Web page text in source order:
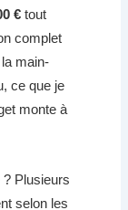
€ tout
complet
main-
ce que je
monte à
Plusieurs
selon les